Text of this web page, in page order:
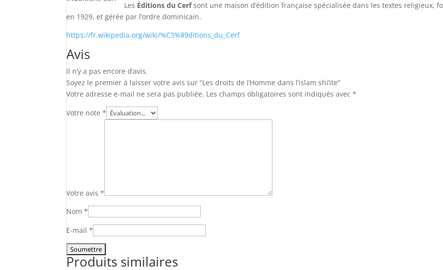
Les Éditions du Cerfsont une maison d’édition française spécialisée dans les textes religieux,
en 1929, et gérée par l’ordre dominicain.
https://fr.wikipedia.org/wiki/%C3%89ditions_du_Cerf
Avis
Il n’y a pas encore d’avis.
Soyez le premier à laisser votre avis sur “Les droits de l’Homme dans l’islam shi’ite”
Votre adresse e-mail ne sera pas publiée. Les champs obligatoires sont indiqués avec*
Votre note*
Votre avis*
Nom*
E-mail*
Produits similaires